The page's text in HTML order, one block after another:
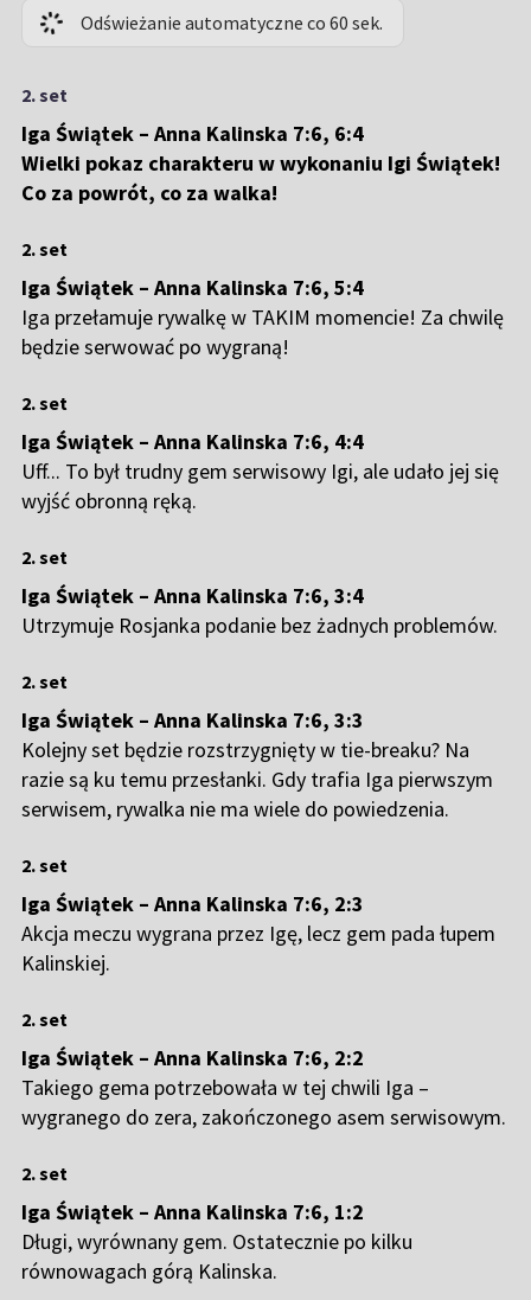
Odświeżanie automatyczne co 60 sek.
2. set
Iga Świątek – Anna Kalinska 7:6, 6:4
Wielki pokaz charakteru w wykonaniu Igi Świątek!
Co za powrót, co za walka!
2. set
Iga Świątek – Anna Kalinska 7:6, 5:4
Iga przełamuje rywalkę w TAKIM momencie! Za chwilę
będzie serwować po wygraną!
2. set
Iga Świątek – Anna Kalinska 7:6, 4:4
Uff... To był trudny gem serwisowy Igi, ale udało jej się
wyjść obronną ręką.
2. set
Iga Świątek – Anna Kalinska 7:6, 3:4
Utrzymuje Rosjanka podanie bez żadnych problemów.
2. set
Iga Świątek – Anna Kalinska 7:6, 3:3
Kolejny set będzie rozstrzygnięty w tie-breaku? Na
razie są ku temu przesłanki. Gdy trafia Iga pierwszym
serwisem, rywalka nie ma wiele do powiedzenia.
2. set
Iga Świątek – Anna Kalinska 7:6, 2:3
Akcja meczu wygrana przez Igę, lecz gem pada łupem
Kalinskiej.
2. set
Iga Świątek – Anna Kalinska 7:6, 2:2
Takiego gema potrzebowała w tej chwili Iga –
wygranego do zera, zakończonego asem serwisowym.
2. set
Iga Świątek – Anna Kalinska 7:6, 1:2
Długi, wyrównany gem. Ostatecznie po kilku
równowagach górą Kalinska.